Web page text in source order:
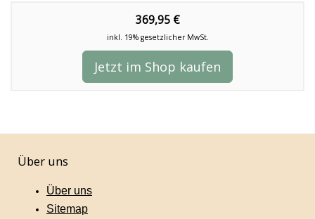
369,95 €
inkl. 19% gesetzlicher MwSt.
Jetzt im Shop kaufen
Über uns
Über uns
Sitemap